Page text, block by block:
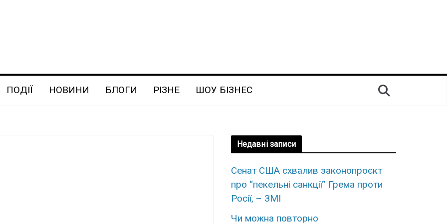
ПОДІЇ НОВИНИ БЛОГИ РІЗНЕ ШОУ БІЗНЕС
Недавні записи
Сенат США схвалив законопроєкт
про “пекельні санкції” Грема проти
Росії, – ЗМІ
Чи можна повторно